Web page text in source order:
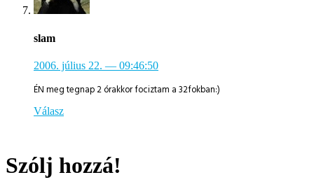
slam
2006. július 22. — 09:46:50
ÉN meg tegnap 2 órakkor fociztam a 32fokban:)
Válasz
Szólj hozzá!